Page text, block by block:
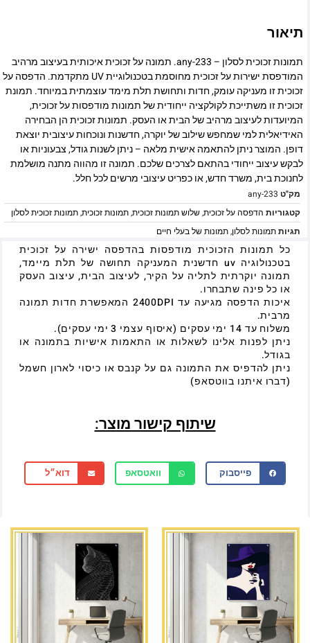
תיאור
תמונות זכוכית לסלון – any-233. תמונה על זכוכית איכותית בעיצוב מרהיב
המודפסת ישירות על זכוכית מחוסמת בטכנולוגיית UV מתקדמת. הדפסה על
זכוכית זו מעניקה עומק, חדות ותחושת תלת מימד עוצמתית במיוחד. תמונת
זכוכית זו משתייכת לקולקציה ייחודית של תמונות מודפסות על זכוכית,
המיועדות לעיצוב מרהיב של הבית או העסק. תמונות זכוכית הן הבחירה
האידיאלית למי שמחפש שילוב של יוקרה, חדשנות ונוכחות עיצובית יוצאת
דופן. המוצר ניתן להתאמה אישית מלאה – ניתן לשנות גודל, צבעוניות או
לבקש עיצוב ייחודי בהתאם לצרכים שלכם. תמונה זו מהווה מתנה מושלמת
לחנוכת בית, משרד חדש, או כפריט עיצובי מרשים לכל חלל.
מק"ט any-233
קטגוריות הדפסה על זכוכית,שלוש תמונות זכוכית,תמונות זכוכית,תמונות זכוכית לסלון
תגיותתמונות לסלון,תמונות של בעלי חיים
כל תמונות הזכוכית מודפסות בהדפסה ישירה על זכוכית
בטכנולוגיה uv חדשנית המעניקה תחושה של תלת מיימד,
תמונה יוקרתית לתליה על הקיר, לעיצוב הבית, עיצוב העסק
או כל פינה שתבחרו.
איכות הדפסה מגיעה עד 2400DPI המאפשרת חדות תמונה
מרבית.
משלוח עד 14 ימי עסקים (איסוף עצמי 3 ימי עסקים).
ניתן לפנות אלינו לשאלות או התאמות אישיות בתמונה או
בגודל.
ניתן להדפיס את התמונה גם על קנבס או כיסוי לארון חשמל
(דברו איתנו בווטסאפ)
שיתוף קישור מוצר:
פייסבוק וואטסאפ דוא״ל